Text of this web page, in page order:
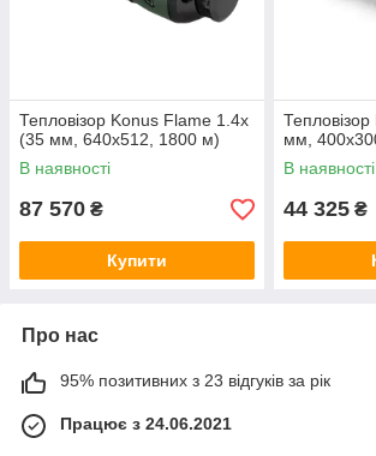
Тепловізор Konus Flame 1.4x
(35 мм, 640x512, 1800 м)
В наявності
87 570 ₴
Купити
мм,
В наявності
44 325 ₴
Про нас
95% позитивних з 23 відгуків за рік
Працює з 24.06.2021